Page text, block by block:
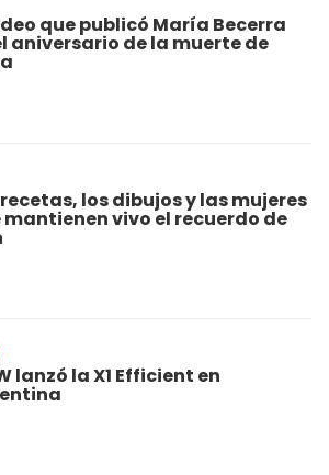
que publicó María Becerra
aniversario de la muerte de
los dibujos y las mujeres
mantienen vivo el recuerdo de
lanzó la X1 Efficient en